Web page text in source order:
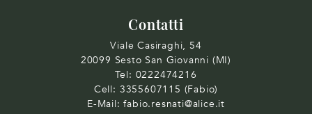
Contatti
Viale Casiraghi, 54
20099 Sesto San Giovanni (MI)
Tel: 0222474216
Cell: 3355607115 (Fabio)
E-Mail: fabio.resnati@alice.it